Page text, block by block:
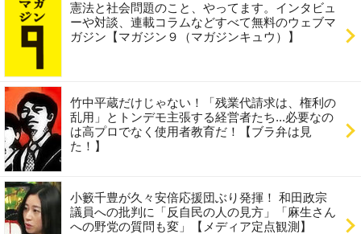
憲法と社会問題のこと、やってます。インタビュ
ーや対談、連載コラムなどすべて無料のウェブマ
ガジン【マガジン９（マガジンキュウ）】
竹中平蔵だけじゃない！「残業代請求は、権利の
乱用」とトンデモ主張する経営者たち...必要なの
は高プロでなく使用者教育だ！【ブラ弁は見
た！】
小籔千豊が久々安倍応援団ぶり発揮！ 和田政宗
議員への批判に「反自民の人の見方」「麻生さん
への野党の質問も変」【メディア定点観測】